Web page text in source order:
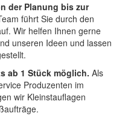
der Planung bis zur
führt Sie durch den
Wir helfen Ihnen gerne
unseren Ideen und lassen
ab 1 Stück möglich. Als
Produzenten im
wir Kleinstauflagen